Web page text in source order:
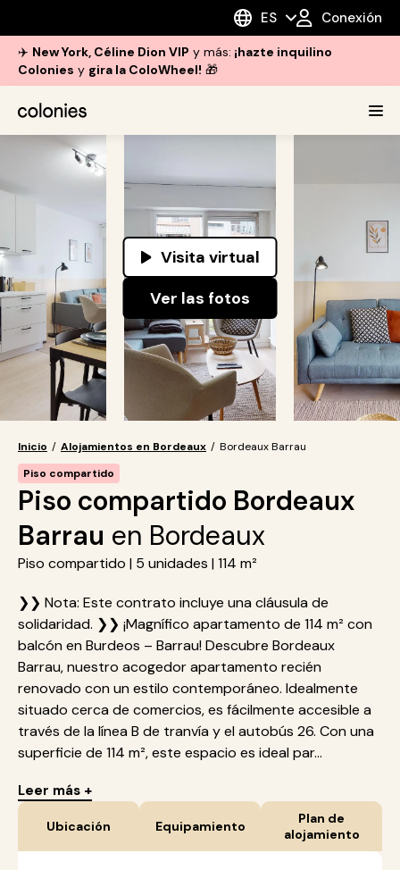
ES Conexión
✈️ New York, Céline Dion VIP y más: ¡hazte inquilino
Colonies y gira la ColoWheel! 🎁
Visita virtual
Ver las fotos
Inicio / Alojamientos en Bordeaux / Bordeaux Barrau
Piso compartido
Piso compartido Bordeaux
Barrau en Bordeaux
Piso compartido | 5 unidades | 114 m²
❯❯ Nota: Este contrato incluye una cláusula de
solidaridad. ❯❯ ¡Magnífico apartamento de 114 m² con
balcón en Burdeos – Barrau! Descubre Bordeaux
Barrau, nuestro acogedor apartamento recién
renovado con un estilo contemporáneo. Idealmente
situado cerca de comercios, es fácilmente accesible a
través de la línea B de tranvía y el autobús 26. Con una
superficie de 114 m², este espacio es ideal par...
Leer más +
Ubicación Equipamiento
Plan de
alojamiento